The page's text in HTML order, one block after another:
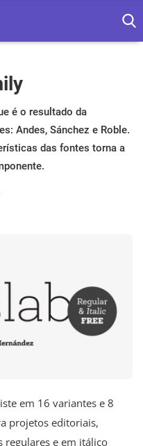
é o resultado da
Andes, Sánchez e Roble.
das fontes torna a
em 16 variantes e 8
projetos editoriais,
regulares e em itálico